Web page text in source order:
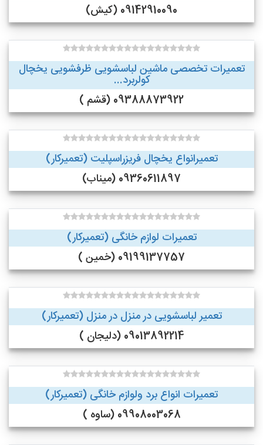
09142910090 (کیش)
تعمیرات تخصصی ماشین لباسشویی ظرفشویی یخچال
کولربرد...
09388873922 (قشم )
تعمیرانواع یخچال فریزراسپلیت (تعمیرکار)
09360611897 (میناب)
تعمیرات لوازم خانگی (تعمیرکار)
09199137757 (خمین )
تعمیر لباسشویی در منزل در منزل (تعمیرکار)
09013892214 (دلیجان )
تعمیرات انواع برد ولوازم خانگی (تعمیرکار)
09908003068 (ساوه )